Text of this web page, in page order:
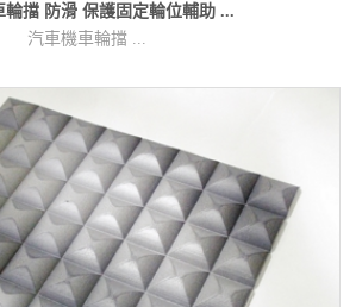
輪擋 防滑 保護固定輪位輔助 ...
汽車機車輪擋 ...